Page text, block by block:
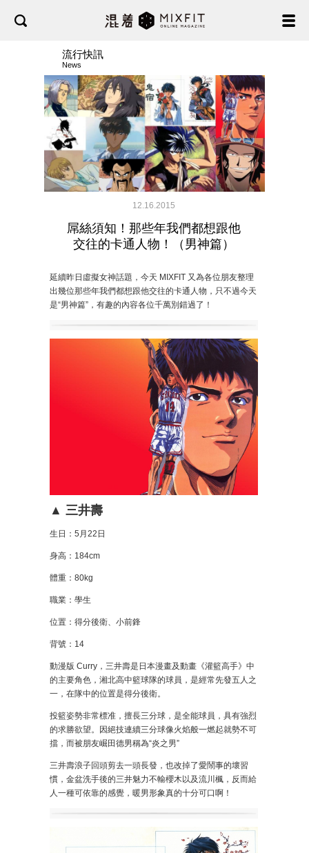
流行快訊
News
12.16.2015
屌絲須知！那些年我們都想跟他
交往的卡通人物！（男神篇）
延續昨日虛擬女神話題，今天 MIXFIT 又為各位朋友整理
出幾位那些年我們都想跟他交往的卡通人物，只不過今天
是“男神篇”，有趣的內容各位千萬別錯過了！
▲ 三井壽
生日：5月22日
身高：184cm
體重：80kg
職業：學生
位置：得分後衛、小前鋒
背號：14
動漫版 Curry，三井壽是日本漫畫及動畫《灌籃高手》中
的主要角色，湘北高中籃球隊的球員，是經常先發五人之
一，在隊中的位置是得分後衛。
投籃姿勢非常標准，擅長三分球，是全能球員，具有強烈
的求勝欲望。因絕技連續三分球像火焰般一燃起就勢不可
擋，而被朋友崛田德男稱為“炎之男”
三井壽浪子回頭剪去一頭長發，也改掉了愛鬧事的壞習
慣，金盆洗手後的三井魅力不輸櫻木以及流川楓，反而給
人一種可依靠的感覺，暖男形象真的十分可口啊！